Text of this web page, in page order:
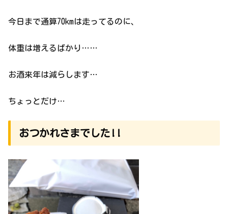
今日まで通算70kmは走ってるのに、
体重は増えるばかり……
お酒来年は減らします…
ちょっとだけ…
おつかれさまでした!!